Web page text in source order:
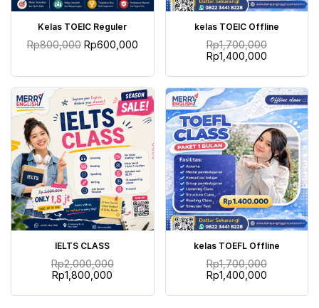
TAMBAH KE KERANJANG
Kelas TOEIC Reguler
Rp800,000 Rp600,000
TAMBAH KE KERANJANG
kelas TOEIC Offline
Rp1,700,000
Rp1,400,000
TAMBAH KE KERANJANG
IELTS CLASS
Rp2,000,000
Rp1,800,000
TAMBAH KE KERANJANG
kelas TOEFL Offline
Rp1,700,000
Rp1,400,000